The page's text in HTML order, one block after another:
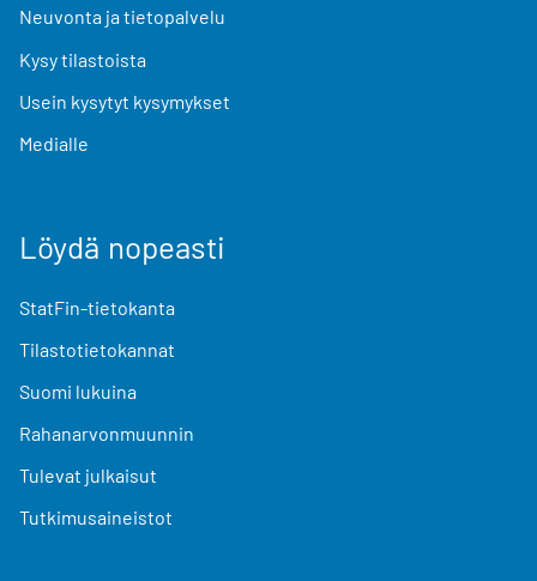
Neuvonta ja tietopalvelu
Kysy tilastoista
Usein kysytyt kysymykset
Medialle
Löydä nopeasti
StatFin-tietokanta
Tilastotietokannat
Suomi lukuina
Rahanarvonmuunnin
Tulevat julkaisut
Tutkimusaineistot